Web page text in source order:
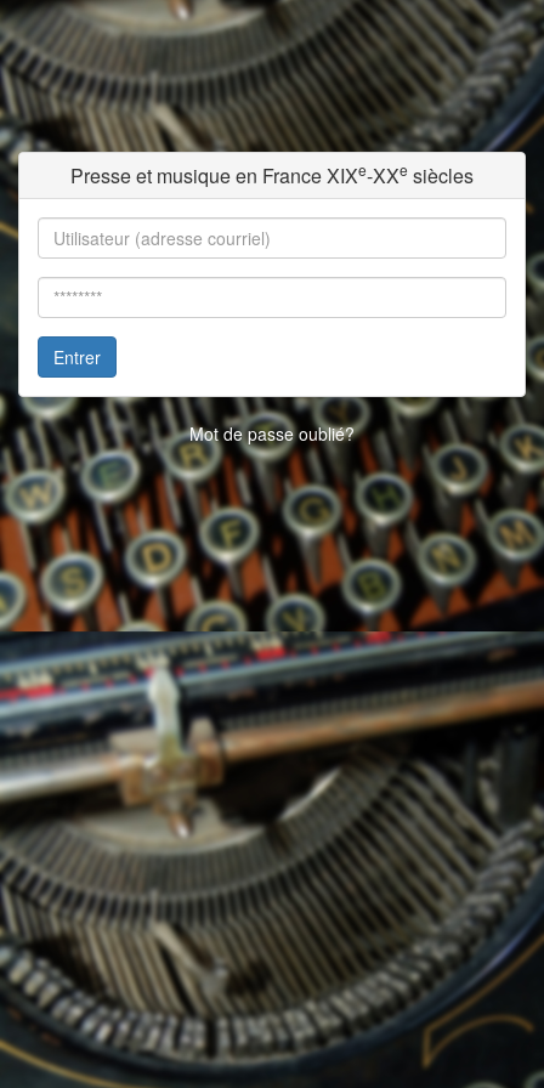
Presse et musique en France XIXe-XXe siècles
Entrer
Mot de passe oublié?